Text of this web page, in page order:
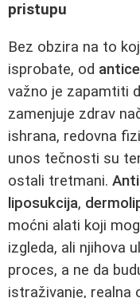
pristupu
Bez obzira na to
isprobate, od
važno je zapamtiti
zamenjuje zdrav
ishrana, redovna
unos tečnosti su
ostali tretmani.
liposukcija,
moćni alati koji
izgleda, ali njihova
proces, a ne da
istraživanje, realna